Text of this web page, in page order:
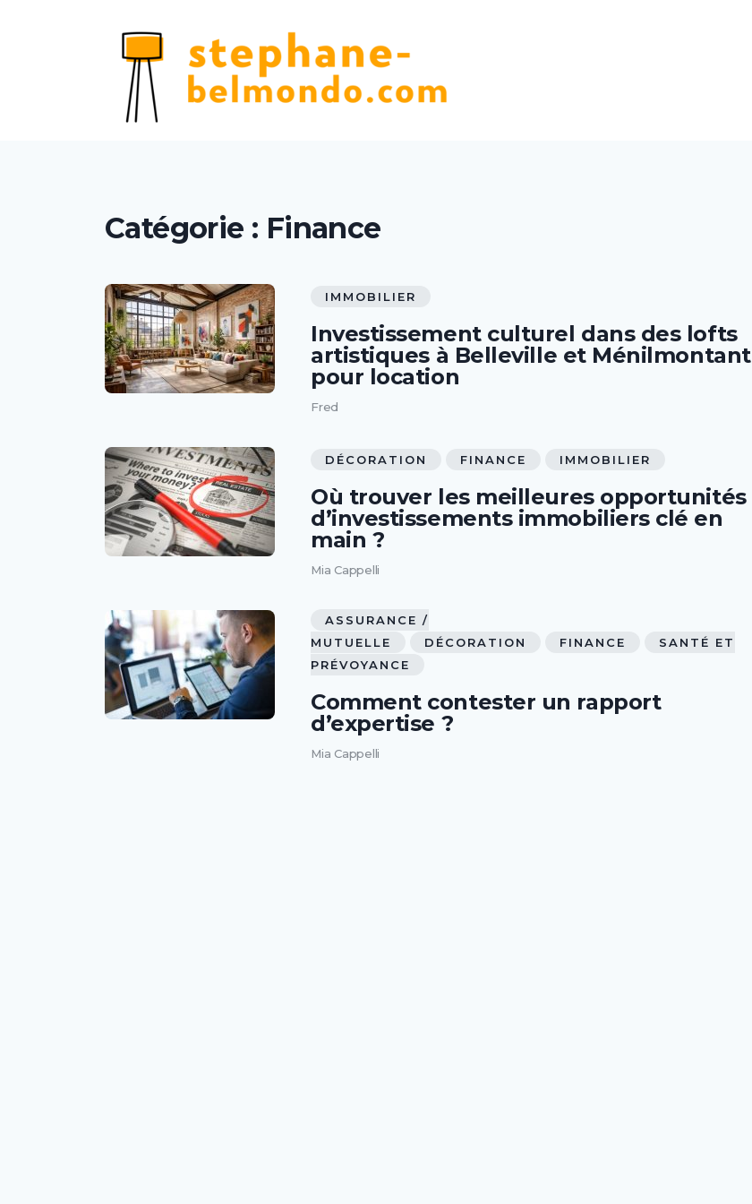
Catégorie : Finance
IMMOBILIER
Investissement culturel dans des lofts
artistiques à Belleville et Ménilmontant
pour location
Fred
DÉCORATION FINANCE IMMOBILIER
Où trouver les meilleures opportunités
d’investissements immobiliers clé en
main ?
Mia Cappelli
ASSURANCE /
MUTUELLE
DÉCORATION FINANCE
SANTÉ ET
PRÉVOYANCE
Comment contester un rapport
d’expertise ?
Mia Cappelli